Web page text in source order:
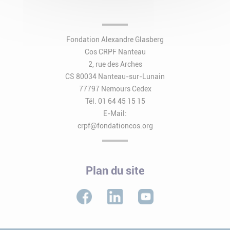
Fondation Alexandre Glasberg
Cos CRPF Nanteau
2, rue des Arches
CS 80034 Nanteau-sur-Lunain
77797 Nemours Cedex
Tél. 01 64 45 15 15
E-Mail:
crpf@fondationcos.org
Plan du site